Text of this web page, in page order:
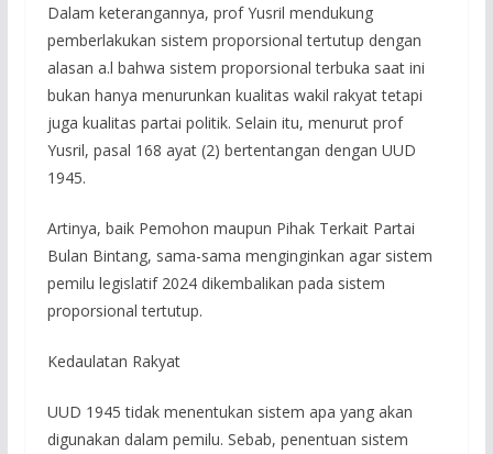
Dalam keterangannya, prof Yusril mendukung
pemberlakukan sistem proporsional tertutup dengan
alasan a.l bahwa sistem proporsional terbuka saat ini
bukan hanya menurunkan kualitas wakil rakyat tetapi
juga kualitas partai politik. Selain itu, menurut prof
Yusril, pasal 168 ayat (2) bertentangan dengan UUD
1945.
Artinya, baik Pemohon maupun Pihak Terkait Partai
Bulan Bintang, sama-sama menginginkan agar sistem
pemilu legislatif 2024 dikembalikan pada sistem
proporsional tertutup.
Kedaulatan Rakyat
UUD 1945 tidak menentukan sistem apa yang akan
digunakan dalam pemilu. Sebab, penentuan sistem